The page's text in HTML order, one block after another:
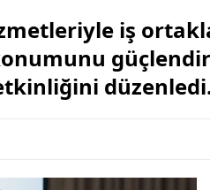
iş